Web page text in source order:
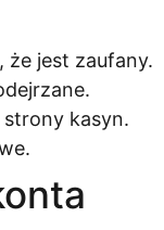
że jest zaufany.
kasyn.